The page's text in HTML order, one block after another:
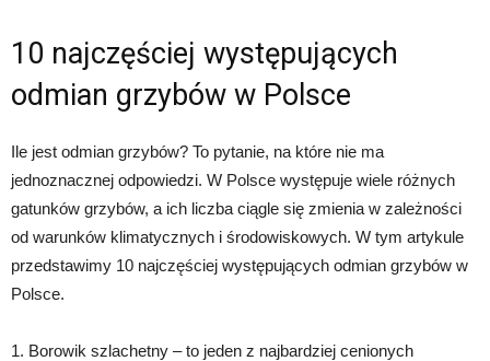
10 najczęściej występujących
odmian grzybów w Polsce
Ile jest odmian grzybów? To pytanie, na które nie ma
jednoznacznej odpowiedzi. W Polsce występuje wiele różnych
gatunków grzybów, a ich liczba ciągle się zmienia w zależności
od warunków klimatycznych i środowiskowych. W tym artykule
przedstawimy 10 najczęściej występujących odmian grzybów w
Polsce.
1. Borowik szlachetny – to jeden z najbardziej cenionych